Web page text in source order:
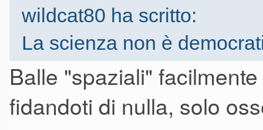
wildcat80 ha scritto:
La scienza non è
lavori arrancano, evitate
Balle "spaziali"
fidandoti di nulla, solo